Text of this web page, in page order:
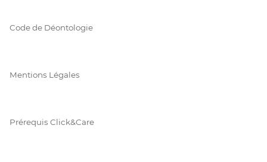
Code de Déontologie
Mentions Légales
Prérequis Click&Care